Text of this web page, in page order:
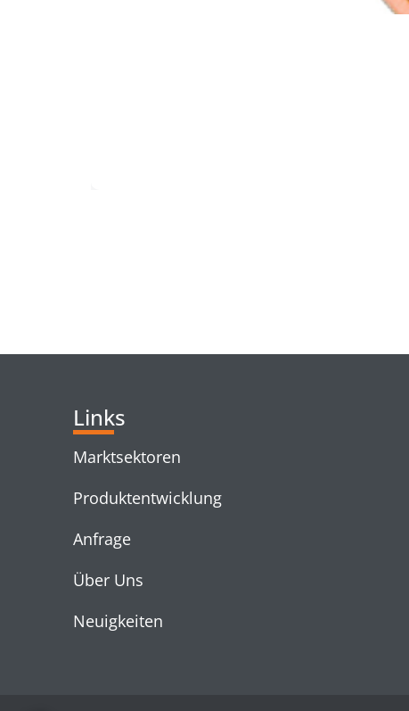
Links
Marktsektoren
Produktentwicklung
Anfrage
Über Uns
Neuigkeiten